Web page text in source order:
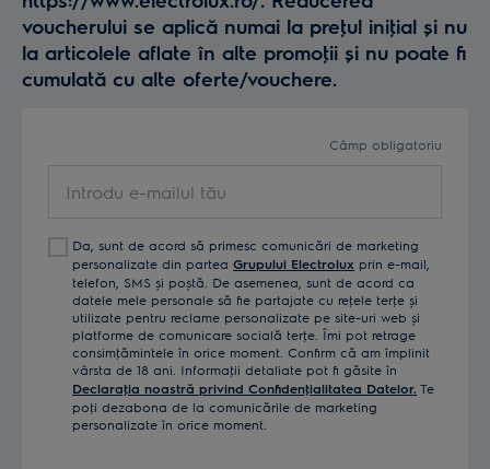
voucherului se aplică numai la preţul iniţial și nu
la articolele aflate în alte promoţii și nu poate fi
cumulată cu alte oferte/vouchere.
Câmp obligatoriu
tău Da, sunt de acord să primesc comunicări de marketing
personalizate din partea Grupului Electrolux prin e-mail,
telefon, SMS și poștă. De asemenea, sunt de acord ca
datele mele personale să fie partajate cu reţele terţe și
utilizate pentru reclame personalizate pe site-uri web și
platforme de comunicare socială terţe. Îmi pot retrage
consimţămintele în orice moment. Confirm că am împlinit
vârsta de 18 ani. Informaţii detaliate pot fi găsite în
Declaraţia noastră privind Confidenţialitatea Datelor. Te
poţi dezabona de la comunicările de marketing
personalizate în orice moment.